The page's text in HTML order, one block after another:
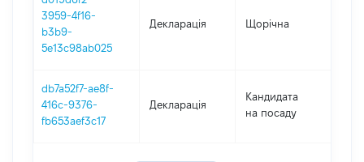
3959-4f16-
b3b9-
5e13c98ab025
Декларація Щорічна
db7a52f7-ae8f-
416c-9376-
fb653aef3c17
Декларація
Кандидата
на посаду